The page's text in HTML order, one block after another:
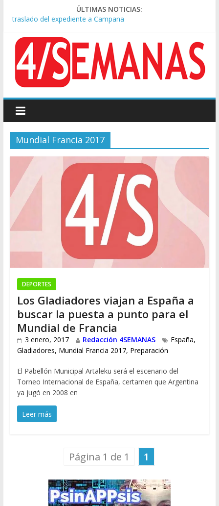
ÚLTIMAS NOTICIAS:
Causa AFA: el juez Amarante calificó de “ficción judicial” el
traslado del expediente a Campana
colectivo: siete heridos
Día de San Cayetano: masiva marcha a Plaza de Mayo de
sindicatos y organizaciones sociales
Pesar por la muerte de Leandro Rud, histórico representante
y conductor de TV
apuntó: “Vino un poco endiablada”
Mundial Francia 2017
DEPORTES
Los Gladiadores viajan a España a
buscar la puesta a punto para el
Mundial de Francia
3 enero, 2017 Redacción 4SEMANAS España,
Gladiadores, Mundial Francia 2017, Preparación
El Pabellón Municipal Artaleku será el escenario del
Torneo Internacional de España, certamen que Argentina
ya jugó en 2008 en
Leer más
Página 1 de 1 1